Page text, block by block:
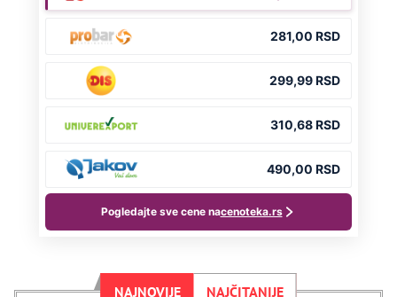
NAJNOVIJE NAJČITANIJE